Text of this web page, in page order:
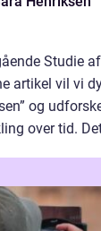
Studie af
artikel vil vi
og
over tid.